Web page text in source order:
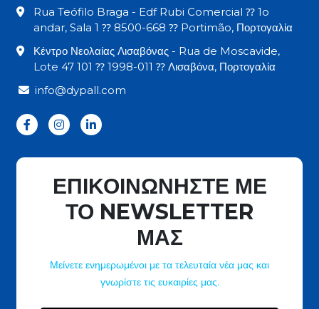
Rua Teófilo Braga - Edf Rubi Comercial ⁇ 1o
andar, Sala 1 ⁇ 8500-668 ⁇ Portimão, Πορτογαλία
Κέντρο Νεολαίας Λισαβόνας - Rua de Moscavide,
Lote 47 101 ⁇ 1998-011 ⁇ Λισαβόνα, Πορτογαλία
info@dypall.com
ΕΠΙΚΟΙΝΩΝΗΣΤΕ ΜΕ
ΤΟ NEWSLETTER
ΜΑΣ
Μείνετε ενημερωμένοι με τα τελευταία νέα μας και
γνωρίστε τις ευκαιρίες μας.